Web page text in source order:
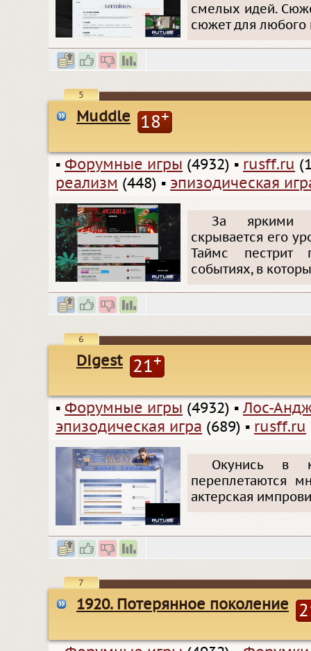
смелых идей.
сюжет для любого
5
Muddle 18+
▪ Форумные игры (4932) ▪ rusff.ru
реализм (448) ▪ эпизодическая
За яркими
скрывается его
Таймс пестрит
событиях, в
6
Digest 21+
▪ Форумные игры (4932) ▪ Лос-
эпизодическая игра (689) ▪ rusff.ru
Окунись в
переплетаются
актерская
7
1920. Потерянное поколение